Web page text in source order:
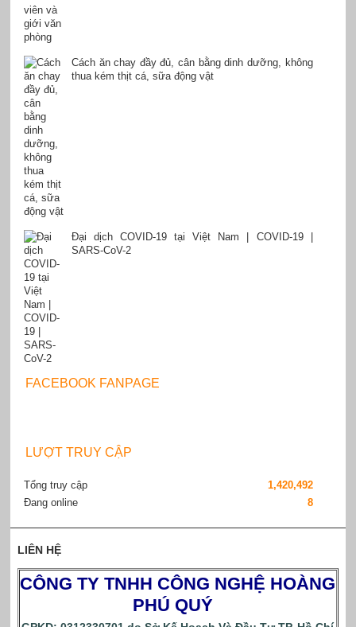
Cách ăn chay đầy đủ, cân bằng dinh dưỡng, không
thua kém thịt cá, sữa động vật
Đại dịch COVID-19 tại Việt Nam | COVID-19 |
SARS-CoV-2
FACEBOOK FANPAGE
LƯỢT TRUY CẬP
Tổng truy cập
1,420,492
Đang online
8
LIÊN HỆ
CÔNG TY TNHH CÔNG NGHỆ HOÀNG
PHÚ QUÝ